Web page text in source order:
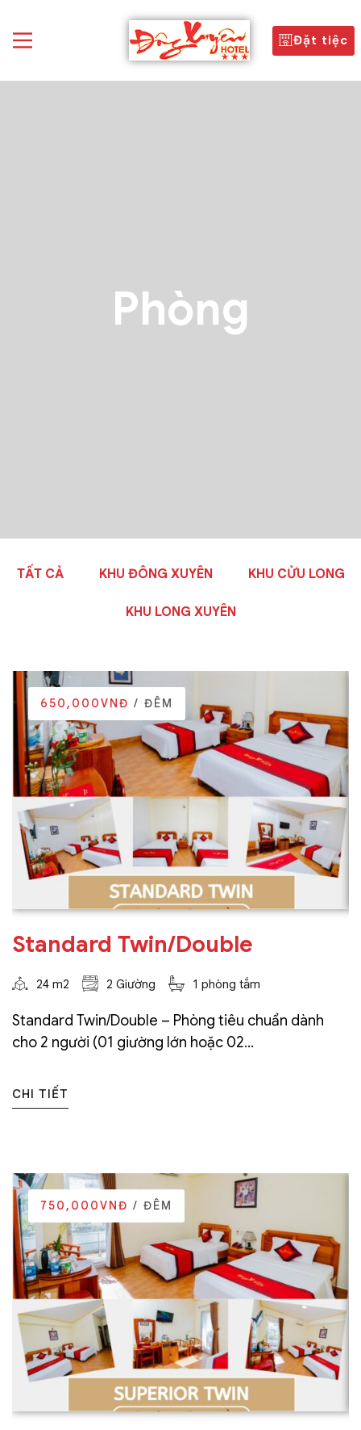
Đặt tiệc
Phòng
TẤT CẢ KHU ĐÔNG XUYÊN KHU CỬU LONG
KHU LONG XUYÊN
650,000VNĐ / ĐÊM
Standard Twin/Double
24 m2 2 Giường 1 phòng tắm
Standard Twin/Double – Phòng tiêu chuẩn dành
cho 2 người (01 giường lớn hoặc 02...
CHI TIẾT
750,000VNĐ / ĐÊM